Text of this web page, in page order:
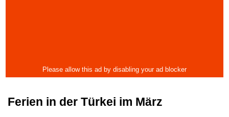
Ferien in der Türkei im März